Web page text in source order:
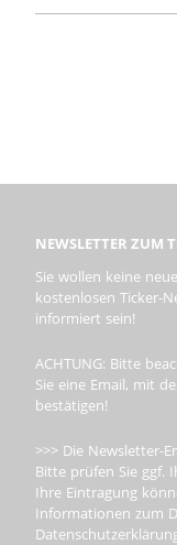
NEWSLETTER ZUM
Sie wollen keine
kostenlosen Ticker-
informiert sein!
ACHTUNG: Bitte
Sie eine Email, mit
bestätigen!
>>> Die Newsletter-
Bitte prüfen Sie ggf.
Ihre Eintragung
Informationen zum